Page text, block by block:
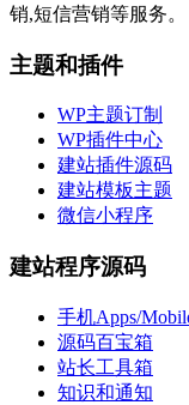
销,短信营销等服务。
主题和插件
WP主题订制
WP插件中心
建站插件源码
建站模板主题
微信小程序
建站程序源码
手机Apps/
源码百宝箱
站长工具箱
知识和通知